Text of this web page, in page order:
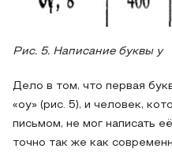
Рис. 5. Написание буквы у
Дело в том, что первая
«оу» (рис. 5), и человек,
письмом, не мог написать
точно так же как